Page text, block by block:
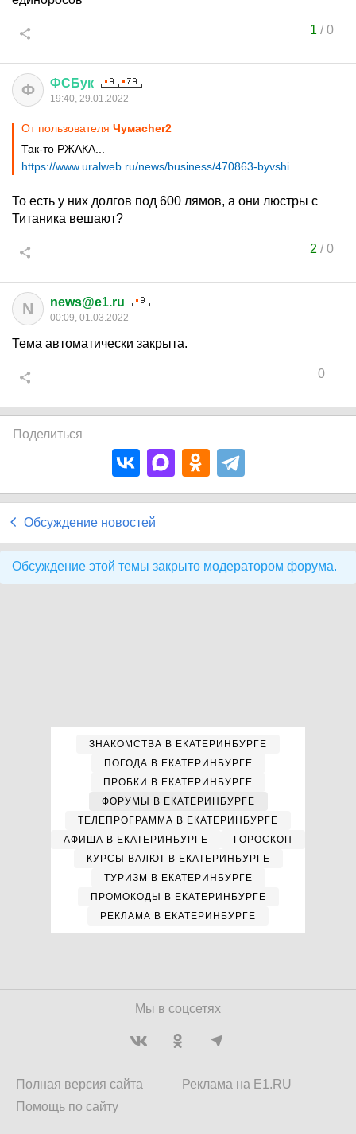
1 /0
Ф ФСБук
19:40, 29.01.2022
От пользователя Чумаcher2
Так-то РЖАКА...
https://www.uralweb.ru/news/business/470863-byvshi...
То есть у них долгов под 600 лямов, а они люстры с
Титаника вешают?
2 /0
N news@e1.ru
00:09, 01.03.2022
Тема автоматически закрыта.
0
Поделиться
Обсуждение новостей
Обсуждение этой темы закрыто модератором форума.
ЗНАКОМСТВА В ЕКАТЕРИНБУРГЕ
ПОГОДА В ЕКАТЕРИНБУРГЕ
ПРОБКИ В ЕКАТЕРИНБУРГЕ
ФОРУМЫ В ЕКАТЕРИНБУРГЕ
ТЕЛЕПРОГРАММА В ЕКАТЕРИНБУРГЕ
АФИША В ЕКАТЕРИНБУРГЕ
ГОРОСКОП
КУРСЫ ВАЛЮТ В ЕКАТЕРИНБУРГЕ
ТУРИЗМ В ЕКАТЕРИНБУРГЕ
ПРОМОКОДЫ В ЕКАТЕРИНБУРГЕ
РЕКЛАМА В ЕКАТЕРИНБУРГЕ
Мы в соцсетях
Полная версия сайта
Помощь по сайту
Реклама на E1.RU